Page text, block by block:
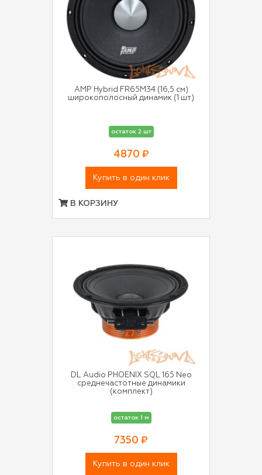
AMP Hybrid FR65M34 (16,5 см)
широкополосный динамик (1 шт)
остаток 2 шт
4870 ₽
Купить в один клик
В КОРЗИНУ
DL Audio PHOENIX SQL 165 Neo
среднечастотные динамики
(комплект)
остаток 1 м
7350 ₽
Купить в один клик